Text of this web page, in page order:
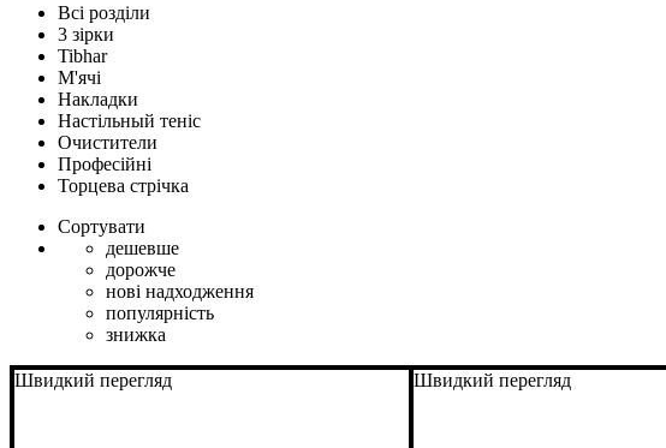
Всі розділи
3 зірки
Tibhar
М'ячі
Накладки
Настільный теніс
Очистители
Професійні
Торцева стрічка
Сортувати
дешевше
дорожче
нові надходження
популярність
знижка
Швидкий перегляд Швидкий перегляд